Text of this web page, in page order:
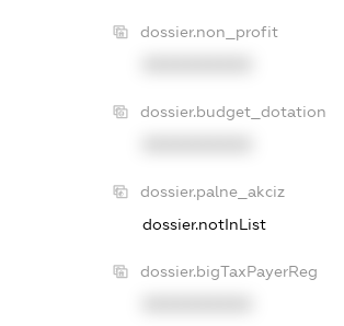
dossier.non_profit
dossier.budget_dotation
dossier.palne_akciz
dossier.notInList
dossier.bigTaxPayerReg